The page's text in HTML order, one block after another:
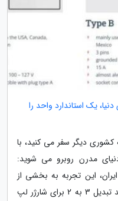
یک استاندارد واحد را
دیگر سفر می کنید، با
مدرن روبرو می شوید:
این تجربه به بخشی از
روتین زندگی ما تبدیل شده است؛ خرید تبدیل 3 به 2 برای شارژر لپ